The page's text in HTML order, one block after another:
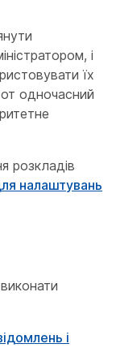
і
їх
одночасний
розкладів
налаштувань
і